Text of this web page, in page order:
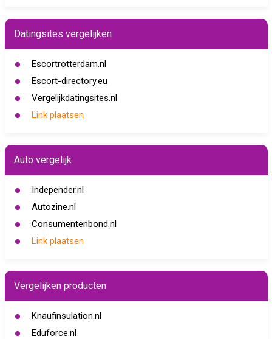
Datingsites vergelijken
Escortrotterdam.nl
Escort-directory.eu
Vergelijkdatingsites.nl
Link plaatsen
Auto vergelijk
Independer.nl
Autozine.nl
Consumentenbond.nl
Link plaatsen
Vergelijken producten
Knaufinsulation.nl
Eduforce.nl